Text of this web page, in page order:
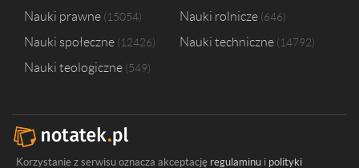
Nauki prawne 15054 Nauki rolnicze 646
Nauki społeczne 12426 Nauki techniczne 14792
Nauki teologiczne 549
Korzystanie z serwisu oznacza akceptację regulaminu i polityki